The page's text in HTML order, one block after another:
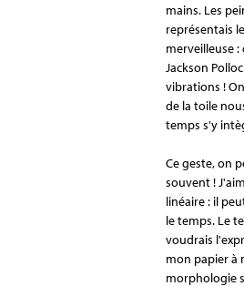
mains. Les
représentais
merveilleuse :
Jackson
vibrations !
de la toile
temps s'y
Ce geste, on
souvent !
linéaire : il
le temps. Le
voudrais
mon papier à
morphologie